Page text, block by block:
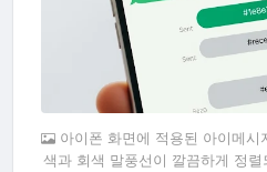
아이폰 화면에 적용된 아이메
색과 회색 말풍선이 깔끔하게 정